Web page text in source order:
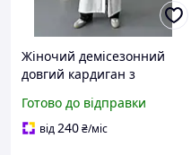
Жіночий демісезонний
довгий кардиган з
кишенями розмір
універсальний 42-48
Готово до відправки
від240₴/міс